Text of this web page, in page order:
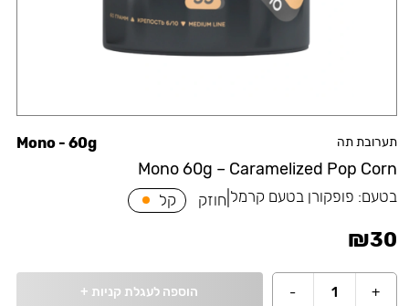
תערובת תה
Mono 60g – Caramelized Pop Corn
Mono - 60g
בטעם: פופקורן בטעם קרמל חוזק קל
₪30
+
1
- הוספה לעגלת קניות +